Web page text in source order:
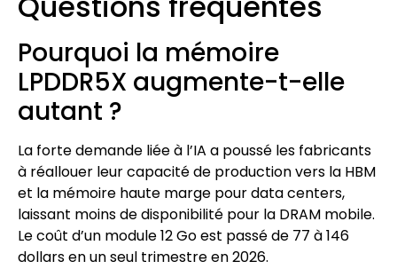
Pourquoi la mémoire
LPDDR5X augmente-t-elle
autant ?
La forte demande liée à l’IA a poussé les fabricants
à réallouer leur capacité de production vers la HBM
et la mémoire haute marge pour data centers,
laissant moins de disponibilité pour la DRAM mobile.
Le coût d’un module 12 Go est passé de 77 à 146
dollars en un seul trimestre en 2026.